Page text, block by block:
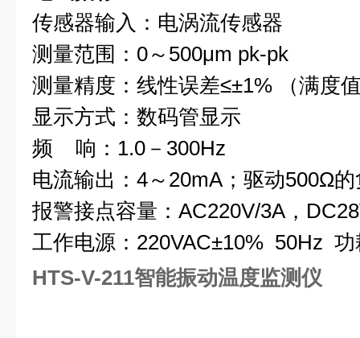
传感器输入：电涡流传感器
测量范围：0～500μm pk-pk
测量精度：线性误差≤±1% （满度
显示方式：数码管显示
频 响：1.0－300Hz
电流输出：4～20mA；驱动500Ω
报警接点容量： AC220V/3A，
工作电源：220VAC±10% 50Hz 功
HTS-V-211智能振动温度监测仪